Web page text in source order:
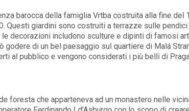
barocca della famiglia Vrtba costruita alla fine del
Questi giardini sono costruiti a terrazze sulle
le decorazioni includono sculture e dipinti di famosi
godere di un bel paesaggio sul quartiere di Malá
al pubblico e vengono considerati i più belli di
foresta che apparteneva ad un monastero nelle